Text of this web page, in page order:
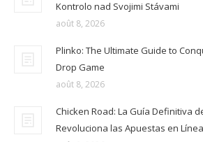
Kontrolo nad Svojimi Stávami
août 8, 2026
Plinko: The Ultimate Guide to
Drop Game
août 8, 2026
Chicken Road: La Guía Definitiva
Revoluciona las Apuestas en Línea